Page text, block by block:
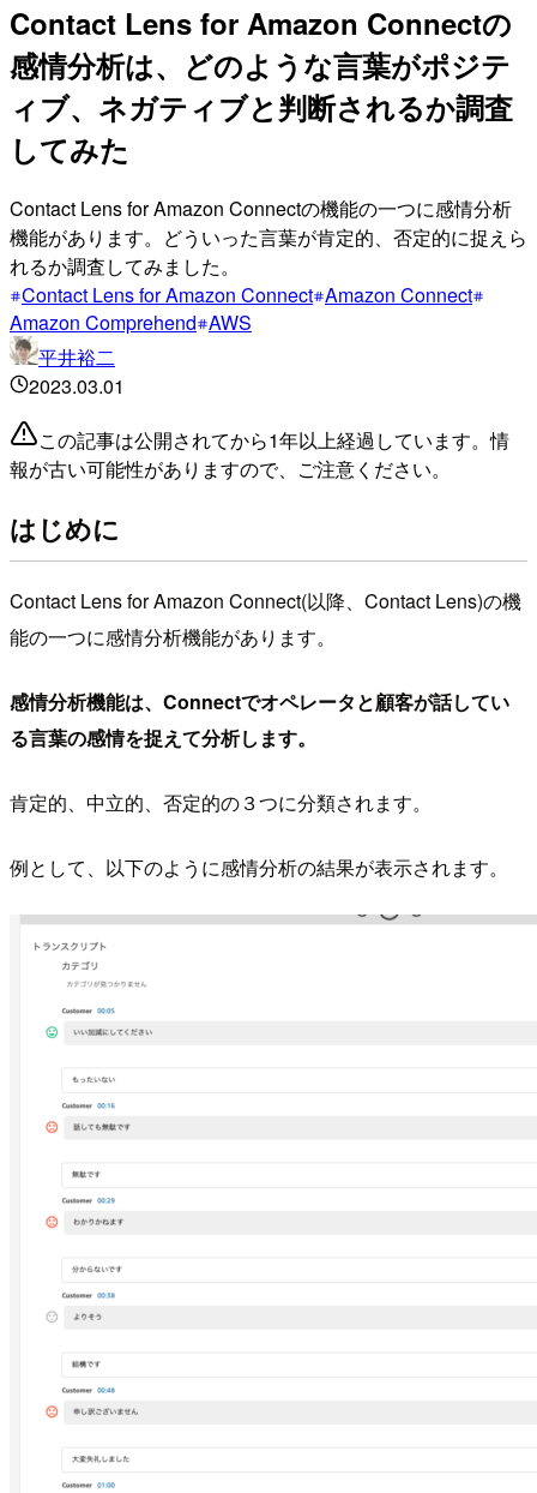
Contact Lens for Amazon Connectの
感情分析は、どのような言葉がポジテ
ィブ、ネガティブと判断されるか調査
してみた
Contact Lens for Amazon Connectの機能の一つに感情分析
機能があります。どういった言葉が肯定的、否定的に捉えら
れるか調査してみました。
Contact Lens for Amazon Connect Amazon Connect
Amazon Comprehend AWS
平井裕二
2023.03.01
この記事は公開されてから1年以上経過しています。情
報が古い可能性がありますので、ご注意ください。
はじめに
Contact Lens for Amazon Connect(以降、Contact Lens)の機
能の一つに感情分析機能があります。
感情分析機能は、Connectでオペレータと顧客が話してい
る言葉の感情を捉えて分析します。
肯定的、中立的、否定的の３つに分類されます。
例として、以下のように感情分析の結果が表示されます。